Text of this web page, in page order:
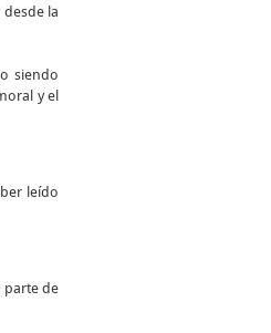
la
siendo
y el
leído
parte de